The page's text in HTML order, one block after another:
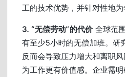
工的技术优势，并针对性地
3. “无偿劳动”的代价全球范
有至少5小时的无偿加班。研
反而会导致压力增大和离职
为工作更有价值感。企业需